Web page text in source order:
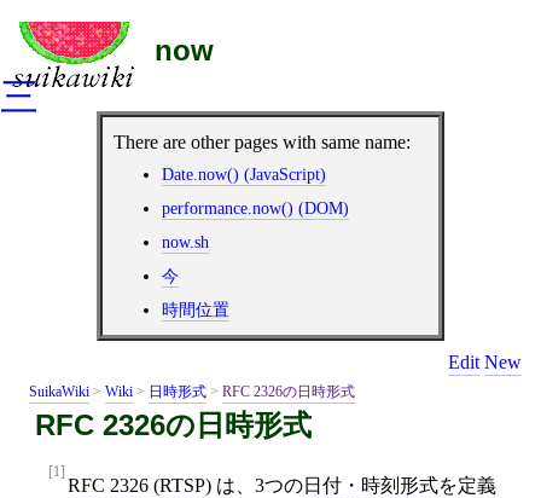
now
There are other pages with same name:
Date.now() (JavaScript)
performance.now() (DOM)
now.sh
今
時間位置
Edit New
SuikaWiki > Wiki > 日時形式 > RFC 2326の日時形式
RFC 2326の日時形式
[1]
RFC 2326 (RTSP) は、3つの日付・時刻形式を定義
三